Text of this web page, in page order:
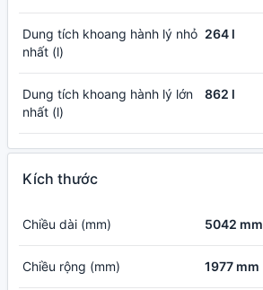
Dung tích khoang hành lý nhỏ
nhất (l)
264 l
Dung tích khoang hành lý lớn
nhất (l)
862 l
Kích thước
Chiều dài (mm) 5042 mm
Chiều rộng (mm) 1977 mm